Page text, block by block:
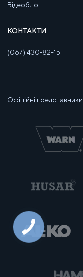
Відеоблог
КОНТАКТИ
(067) 430-82-15
Офіційні представники